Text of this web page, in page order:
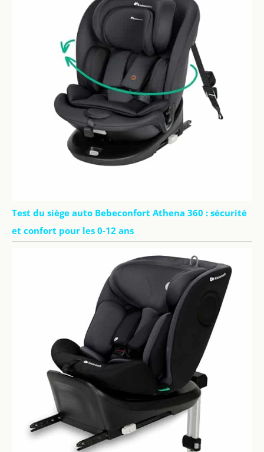
notre babyphone.Le
babyphone 2
caméras permet une
rotation à 355° et une
inclinaison à 115°
pour capturer tous
les coins de la pièce,
tandis que le zoom 4x
vous permet de voir
de plus près. Vous ne
manquerez rien,
même si votre bébé
sort du lit. Profitez
fil, et capturez les
croissance de bébé !
et fiable 】La
technologie de
connexion FHSS 2,4
GHz garantit un flux
en direct sécurisé et
privé réservé
uniquement à vous.
Protégez-vous, ainsi
que votre famille,
contre les fuites de
confidentialité. Aucun
Wi-Fi, aucune
application à
télécharger ni
création de compte
n'est nécessaire. De
Test du siège auto Bebeconfort Athena 360 : sécurité
et confort pour les 0-12 ans